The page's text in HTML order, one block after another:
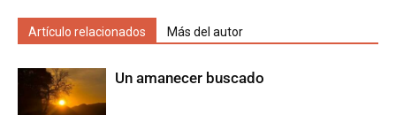
Artículo relacionados Más del autor
Un amanecer buscado